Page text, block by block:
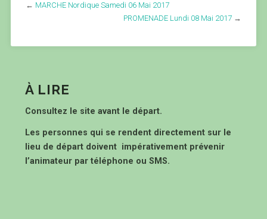
← MARCHE Nordique Samedi 06 Mai 2017
PROMENADE Lundi 08 Mai 2017 →
À LIRE
Consultez le site avant le départ.
Les personnes qui se rendent directement sur le
lieu de départ doivent impérativement prévenir
l’animateur par téléphone ou SMS.